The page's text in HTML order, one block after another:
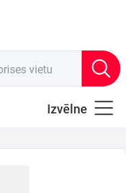
vietu
Izvēlne